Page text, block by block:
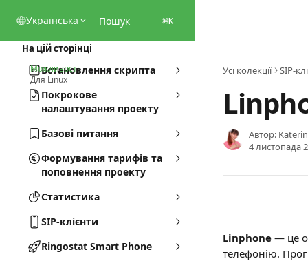
Українська Пошук ⌘K
Встановлення скрипта
Покрокове
налаштування проекту
Базові питання
Формування тарифів та
поповнення проекту
Статистика
SIP-клієнти
Ringostat Smart Phone
Усі колекції SIP-
Автор:
4 листопада
Linphone — це
телефонію.
На цій сторінці
Можливості
Для Linux